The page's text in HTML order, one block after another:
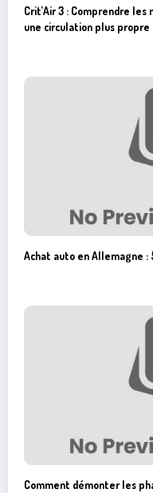
Crit’Air 3 : Comprendre les
une circulation plus propre
Achat auto en Allemagne :
Comment démonter les